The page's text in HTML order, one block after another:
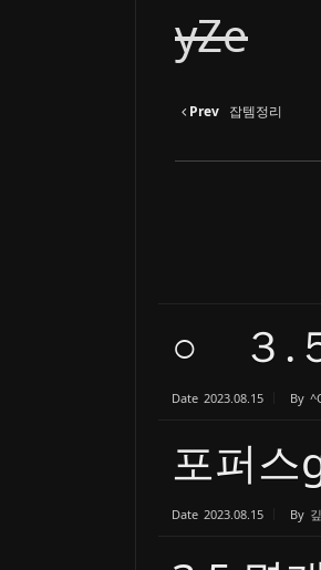
yZe
Prev 잡템정리
○ ３.
Date 2023.08.15 By
포퍼스
Date 2023.08.15 By